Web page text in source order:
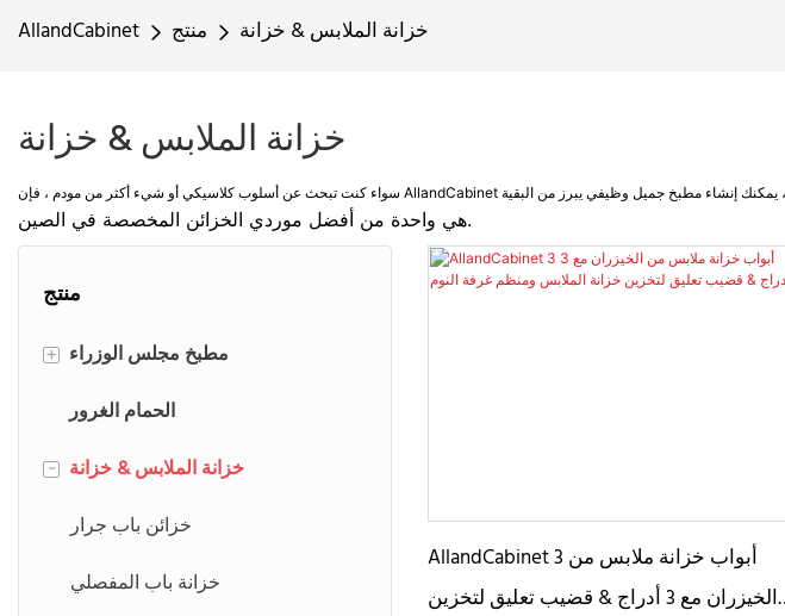
AllandCabinet منتج خزانة الملابس & خزانة
خزانة الملابس & خزانة
هي واحدة من أفضل موردي الخزائن المخصصة في الصين.
منتج
+ مطبخ مجلس الوزراء
الطراز الحديث
النمط التقليدي
الأمريكية مؤطرة
خزانة مطبخ شاكر
الحمام الغرور
-
خزانة الملابس & خزانة
خزائن باب جرار
خزانة باب المفصلي
AllandCabinet 3 أبواب خزانة ملابس من
الخيزران مع 3 أدراج & قضيب تعليق لتخزين